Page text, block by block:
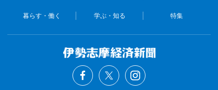
暮らす・働く 学ぶ・知る 特集